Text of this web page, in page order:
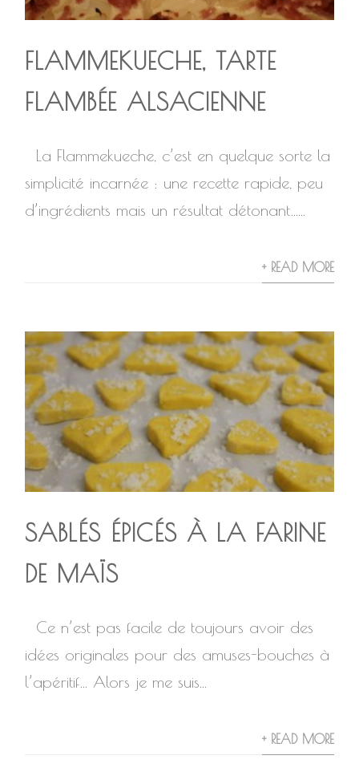
FLAMMEKUECHE, TARTE
FLAMBÉE ALSACIENNE
La Flammekueche, c’est en quelque sorte la
simplicité incarnée : une recette rapide, peu
d’ingrédients mais un résultat détonant…...
+ READ MORE
SABLÉS ÉPICÉS À LA FARINE
DE MAÏS
Ce n’est pas facile de toujours avoir des
idées originales pour des amuses-bouches à
l’apéritif… Alors je me suis...
+ READ MORE